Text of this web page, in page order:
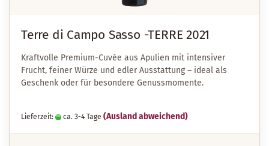
Terre di Campo Sasso -TERRE 2021
Kraftvolle Premium-Cuvée aus Apulien mit intensiver
Frucht, feiner Würze und edler Ausstattung – ideal als
Geschenk oder für besondere Genussmomente.
Lieferzeit: ca. 3-4 Tage (Ausland abweichend)